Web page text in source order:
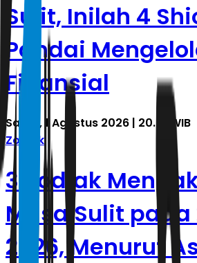
Sulit, Inilah 4
Pandai
Finansial
Sabtu, 1 Agustus 2026 | 20.41 WIB
Zodiak
3 Zodiak
Masa Sulit pada
2026, Menurut